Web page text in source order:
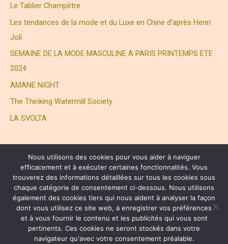
Le Tablier Champêtre
Les tendances de la mode et du Luxe en Chine d’après Henri
Joli
SEMAINE DE LA MODE MASCULINE A PARIS PRINTEMPS ETE
2024
AMANE NIGHT
The Thinking Watermill Society
LA SVOLTA
® HENRI JOLI PARTNERS LTD. ALL RIGHTS RESERVED
Copyright © 2026 Henri Joli | 周易
Nous utilisons des cookies pour vous aider à naviguer
efficacement et à exécuter certaines fonctionnalités. Vous
trouverez des informations détaillées sur tous les cookies sous
chaque catégorie de consentement ci-dessous. Nous utilisons
également des cookies tiers qui nous aident à analyser la façon
dont vous utilisez ce site web, à enregistrer vos préférences
et à vous fournir le contenu et les publicités qui vous sont
pertinents. Ces cookies ne seront stockés dans votre
navigateur qu'avec votre consentement préalable.